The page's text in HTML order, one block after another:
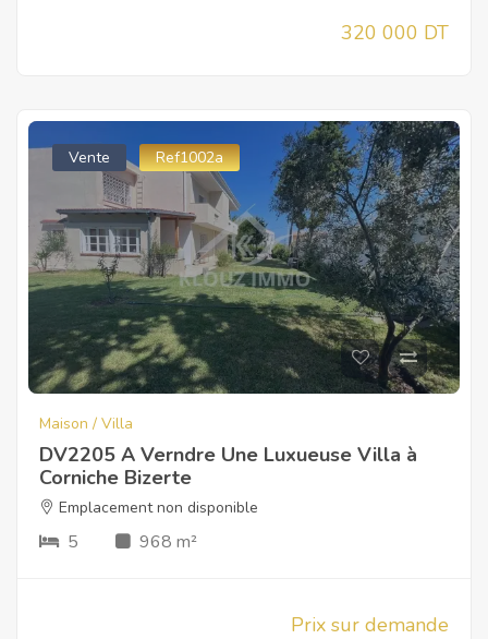
320 000 DT
Vente Ref1002a
Maison / Villa
DV2205 A Verndre Une Luxueuse Villa à
Corniche Bizerte
Emplacement non disponible
5 968 m²
Prix sur demande